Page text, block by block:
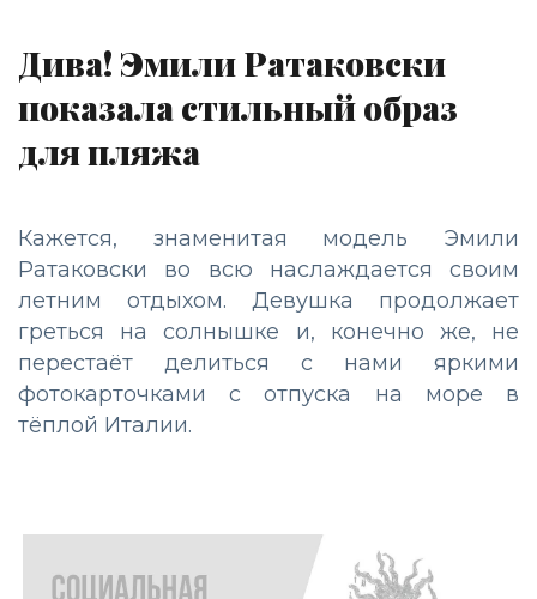
Дива! Эмили Ратаковски
показала стильный образ
для пляжа
Кажется, знаменитая модель Эмили
Ратаковски во всю наслаждается своим
летним отдыхом. Девушка продолжает
греться на солнышке и, конечно же, не
перестаёт делиться с нами яркими
фотокарточками с отпуска на море в
тёплой Италии.